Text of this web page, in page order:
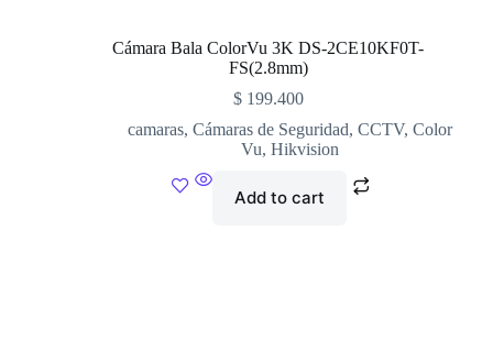
Cámara Bala ColorVu 3K DS-2CE10KF0T-
FS(2.8mm)
$199.400
camaras,Cámaras de Seguridad,CCTV,Color
Vu,Hikvision
Add to cart